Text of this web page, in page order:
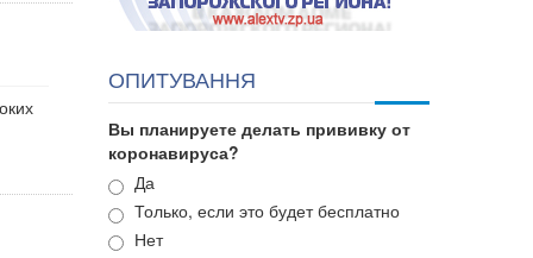
ОПИТУВАННЯ
Вы планируете делать прививку от
коронавируса?
Варианты
Да
Только, если это будет бесплатно
Нет